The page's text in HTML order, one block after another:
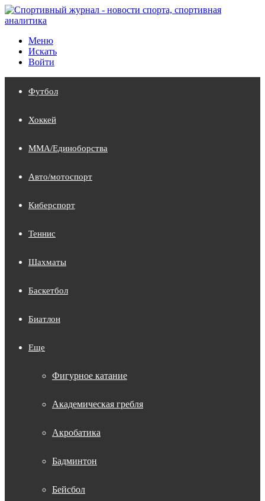
Меню
Искать
Войти
Футбол
Хоккей
MMA/Единоборства
Авто/мотоспорт
Киберспорт
Теннис
Шахматы
Баскетбол
Биатлон
Еще
Фигурное катание
Академическая гребля
Акробатика
Бадминтон
Бейсбол